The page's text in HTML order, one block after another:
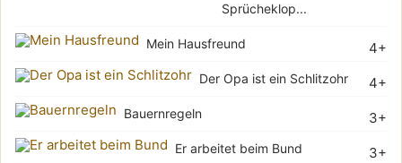
Sprücheklop...
4+
Mein Hausfreund
4+
Der Opa ist ein Schlitzohr
3+
Bauernregeln
3+
Er arbeitet beim Bund